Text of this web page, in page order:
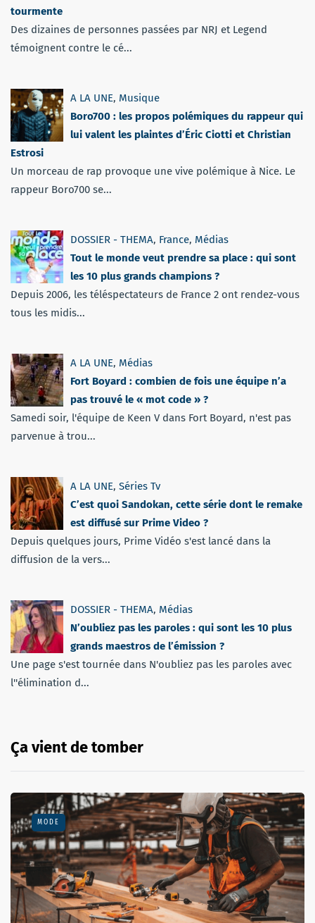
tourmente
Des dizaines de personnes passées par NRJ et Legend
témoignent contre le cé...
A LA UNE, Musique
Boro700 : les propos polémiques du rappeur qui
lui valent les plaintes d’Éric Ciotti et Christian
Estrosi
Un morceau de rap provoque une vive polémique à Nice. Le
rappeur Boro700 se...
DOSSIER - THEMA, France, Médias
Tout le monde veut prendre sa place : qui sont
les 10 plus grands champions ?
Depuis 2006, les téléspectateurs de France 2 ont rendez-vous
tous les midis...
A LA UNE, Médias
Fort Boyard : combien de fois une équipe n’a
pas trouvé le « mot code » ?
Samedi soir, l'équipe de Keen V dans Fort Boyard, n'est pas
parvenue à trou...
A LA UNE, Séries Tv
C’est quoi Sandokan, cette série dont le remake
est diffusé sur Prime Video ?
Depuis quelques jours, Prime Vidéo s'est lancé dans la
diffusion de la vers...
DOSSIER - THEMA, Médias
N’oubliez pas les paroles : qui sont les 10 plus
grands maestros de l’émission ?
Une page s'est tournée dans N'oubliez pas les paroles avec
l''élimination d...
Ça vient de tomber
MODE